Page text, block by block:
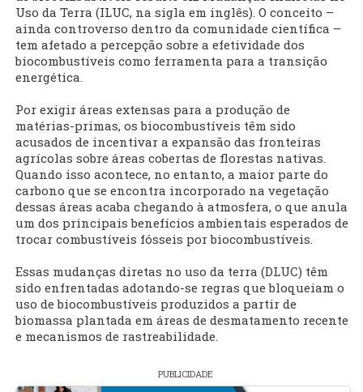
Uso da Terra (ILUC, na sigla em inglês). O conceito –
ainda controverso dentro da comunidade científica –
tem afetado a percepção sobre a efetividade dos
biocombustíveis como ferramenta para a transição
energética.
Por exigir áreas extensas para a produção de
matérias-primas, os biocombustíveis têm sido
acusados de incentivar a expansão das fronteiras
agrícolas sobre áreas cobertas de florestas nativas.
Quando isso acontece, no entanto, a maior parte do
carbono que se encontra incorporado na vegetação
dessas áreas acaba chegando à atmosfera, o que anula
um dos principais benefícios ambientais esperados de
trocar combustíveis fósseis por biocombustíveis.
Essas mudanças diretas no uso da terra (DLUC) têm
sido enfrentadas adotando-se regras que bloqueiam o
uso de biocombustíveis produzidos a partir de
biomassa plantada em áreas de desmatamento recente
e mecanismos de rastreabilidade.
PUBLICIDADE